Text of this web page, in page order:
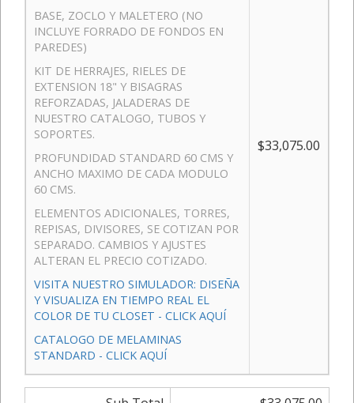
BASE, ZOCLO Y MALETERO (NO
INCLUYE FORRADO DE FONDOS EN
PAREDES)
KIT DE HERRAJES, RIELES DE
EXTENSION 18" Y BISAGRAS
REFORZADAS, JALADERAS DE
NUESTRO CATALOGO, TUBOS Y
SOPORTES.
PROFUNDIDAD STANDARD 60 CMS Y
ANCHO MAXIMO DE CADA MODULO
60 CMS.
ELEMENTOS ADICIONALES, TORRES,
REPISAS, DIVISORES, SE COTIZAN POR
SEPARADO. CAMBIOS Y AJUSTES
ALTERAN EL PRECIO COTIZADO.
VISITA NUESTRO SIMULADOR: DISEÑA
Y VISUALIZA EN TIEMPO REAL EL
COLOR DE TU CLOSET - CLICK AQUÍ
CATALOGO DE MELAMINAS
STANDARD - CLICK AQUÍ
$33,075.00